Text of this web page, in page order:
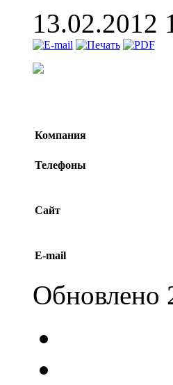
13.02.2012
Компания
Телефоны
Сайт
E-mail
Обновлено